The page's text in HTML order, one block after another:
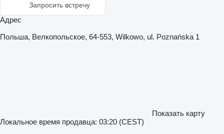
Запросить встречу
Адрес
Польша, Велкопольское, 64-553, Wilkowo, ul. Poznańska 1
Показать карту
Локальное время продавца: 03:20 (CEST)